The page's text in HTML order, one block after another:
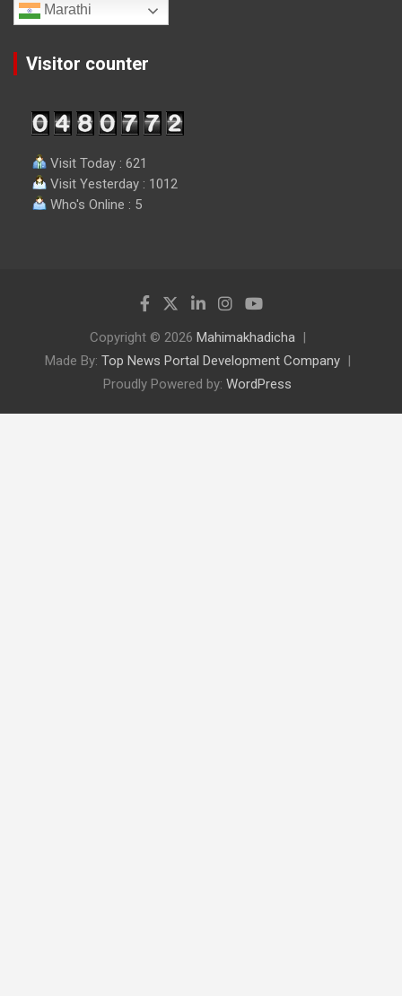
Marathi
Visitor counter
Visit Today : 621
Visit Yesterday : 1012
Who's Online : 5
Copyright © 2026 Mahimakhadicha
Made By: Top News Portal Development Company
Proudly Powered by: WordPress